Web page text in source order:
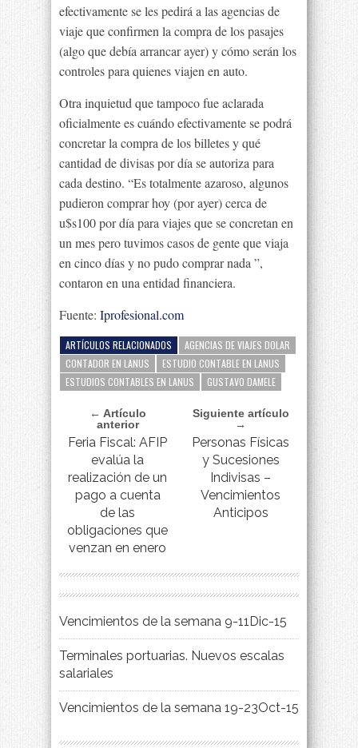
efectivamente se les pedirá a las agencias de
viaje que confirmen la compra de los pasajes
(algo que debía arrancar ayer) y cómo serán los
controles para quienes viajen en auto.
Otra inquietud que tampoco fue aclarada
oficialmente es cuándo efectivamente se podrá
concretar la compra de los billetes y qué
cantidad de divisas por día se autoriza para
cada destino. “Es totalmente azaroso, algunos
pudieron comprar hoy (por ayer) cerca de
u$s100 por día para viajes que se concretan en
un mes pero tuvimos casos de gente que viaja
en cinco días y no pudo comprar nada ”,
contaron en una entidad financiera.
Fuente: Iprofesional.com
ARTÍCULOS RELACIONADOS
AGENCIAS DE VIAJES DOLAR
CONTADOR EN LANUS
ESTUDIO CONTABLE EN LANUS
ESTUDIOS CONTABLES EN LANUS
GUSTAVO DAMELE
← Artículo
anterior
Feria Fiscal: AFIP
evalúa la
realización de un
pago a cuenta
de las
obligaciones que
venzan en enero
Siguiente artículo
→
Personas Físicas
y Sucesiones
Indivisas –
Vencimientos
Anticipos
Vencimientos de la semana 9-11Dic-15
Terminales portuarias. Nuevos escalas
salariales
Vencimientos de la semana 19-23Oct-15